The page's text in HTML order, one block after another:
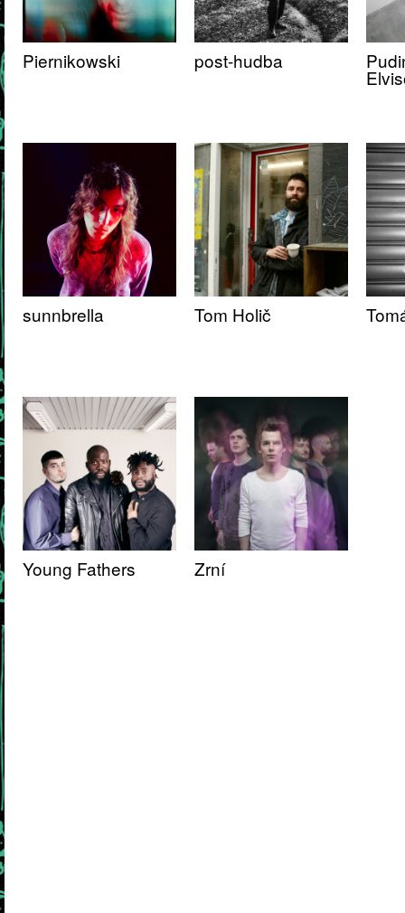
Piernikowski post-hudba
sunnbrella Tom Holič
Young Fathers Zrní